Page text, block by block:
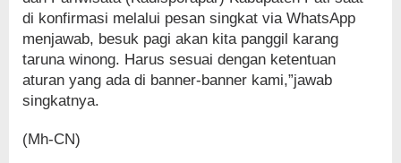
di konfirmasi melalui pesan singkat via WhatsApp
menjawab, besuk pagi akan kita panggil karang
taruna winong. Harus sesuai dengan ketentuan
aturan yang ada di banner-banner kami,”jawab
singkatnya.
(Mh-CN)